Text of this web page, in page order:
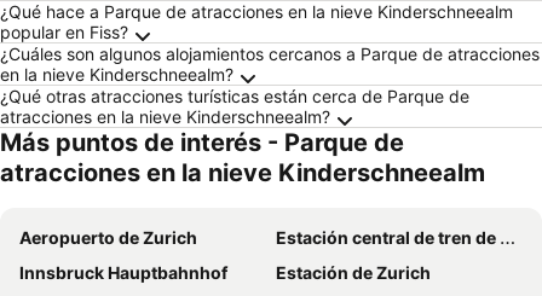
¿Qué hace a Parque de atracciones en la nieve Kinderschneealm
popular en Fiss?
¿Cuáles son algunos alojamientos cercanos a Parque de atracciones
en la nieve Kinderschneealm?
¿Qué otras atracciones turísticas están cerca de Parque de
atracciones en la nieve Kinderschneealm?
Más puntos de interés - Parque de
atracciones en la nieve Kinderschneealm
Aeropuerto de Zurich
Estación central de tren de Múnich
Innsbruck Hauptbahnhof
Estación de Zurich